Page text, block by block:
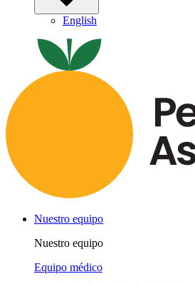
English
Nuestro equipo
Nuestro equipo
Equipo médico